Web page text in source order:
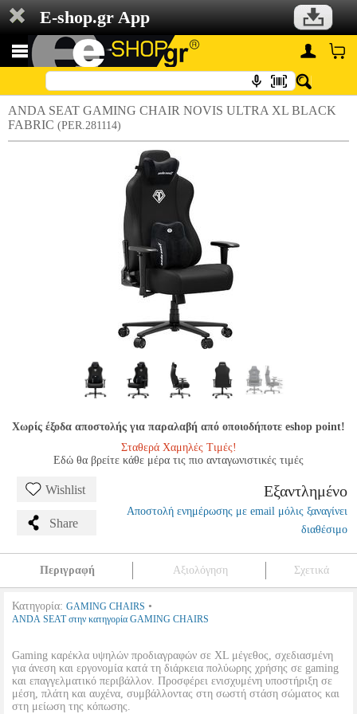
E-shop.gr App
ANDA SEAT GAMING CHAIR NOVIS ULTRA XL BLACK
FABRIC (PER.281114)
Χωρίς έξοδα αποστολής για παραλαβή από οποιοδήποτε eshop point!
Σταθερά Χαμηλές Τιμές!
Εδώ θα βρείτε κάθε μέρα τις πιο ανταγωνιστικές τιμές
Wishlist
Share
Εξαντλημένο
Αποστολή ενημέρωσης με email μόλις ξαναγίνει
διαθέσιμο
Περιγραφή Αξιολόγηση Σχετικά
Κατηγορία: GAMING CHAIRS •
ANDA SEAT στην κατηγορία GAMING CHAIRS
Gaming καρέκλα υψηλών προδιαγραφών σε XL μέγεθος, σχεδιασμένη
για άνεση και εργονομία κατά τη διάρκεια πολύωρης χρήσης σε gaming
και επαγγελματικό περιβάλλον. Προσφέρει ενισχυμένη υποστήριξη σε
μέση, πλάτη και αυχένα, συμβάλλοντας στη σωστή στάση σώματος και
στη μείωση της κόπωσης.